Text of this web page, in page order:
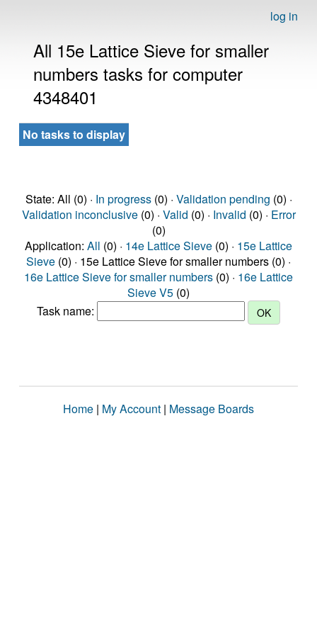
log in
All 15e Lattice Sieve for smaller
numbers tasks for computer
4348401
No tasks to display
State: All (0) · In progress(0) · Validation pending (0) ·
Validation inconclusive(0) · Valid (0) · Invalid (0) · Error
(0)
Application: All (0) · 14e Lattice Sieve (0) · 15e Lattice
Sieve (0) · 15e Lattice Sieve for smaller numbers (0) ·
16e Lattice Sieve for smaller numbers (0) · 16e Lattice
Sieve V5 (0)
Task name:
Home | My Account | Message Boards